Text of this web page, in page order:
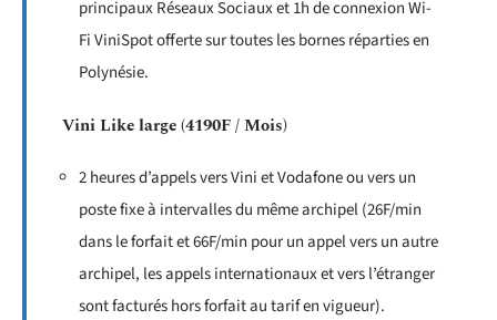
principaux Réseaux Sociaux et 1h de connexion Wi-
Fi ViniSpot offerte sur toutes les bornes réparties en
Polynésie.
Vini Like large (4190F / Mois)
2 heures d’appels vers Vini et Vodafone ou vers un
poste fixe à intervalles du même archipel (26F/min
dans le forfait et 66F/min pour un appel vers un autre
archipel, les appels internationaux et vers l’étranger
sont facturés hors forfait au tarif en vigueur).